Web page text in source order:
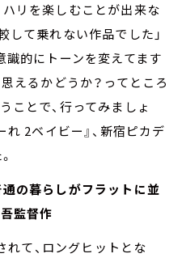
リを楽しむことが出来な
して乗れない作品でした」
識的にトーンを変えてます
えるかどうか？ってところ
ことで、行ってみましょ
2ベイビー』、新宿ピカデ
の暮らしがフラットに並
監督作
て、ロングヒットとな